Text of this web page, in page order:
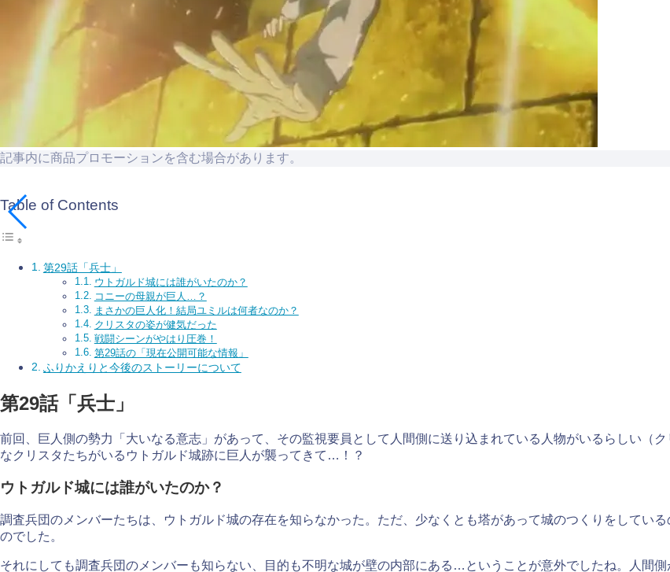
記事内に商品プロモーションを含む場合があります。
Table of Contents
第29話「兵士」
ウトガルド城には誰がいたのか？
コニーの母親が巨人…？
まさかの巨人化！結局ユミルは何者なのか？
クリスタの姿が健気だった
戦闘シーンがやはり圧巻！
第29話の「現在公開可能な情報」
ふりかえりと今後のストーリーについて
第29話「兵士」
前回、巨人側の勢力「大いなる意志」があって、その監視要員として人間側に送り込まれている人物がいるらしい（
なクリスタたちがいるウトガルド城跡に巨人が襲ってきて…！？
ウトガルド城には誰がいたのか？
調査兵団のメンバーたちは、ウトガルド城の存在を知らなかった。ただ、少なくとも塔があって城のつくりをしてい
のでした。
それにしても調査兵団のメンバーも知らない、目的も不明な城が壁の内部にある…ということが意外でしたね。人間